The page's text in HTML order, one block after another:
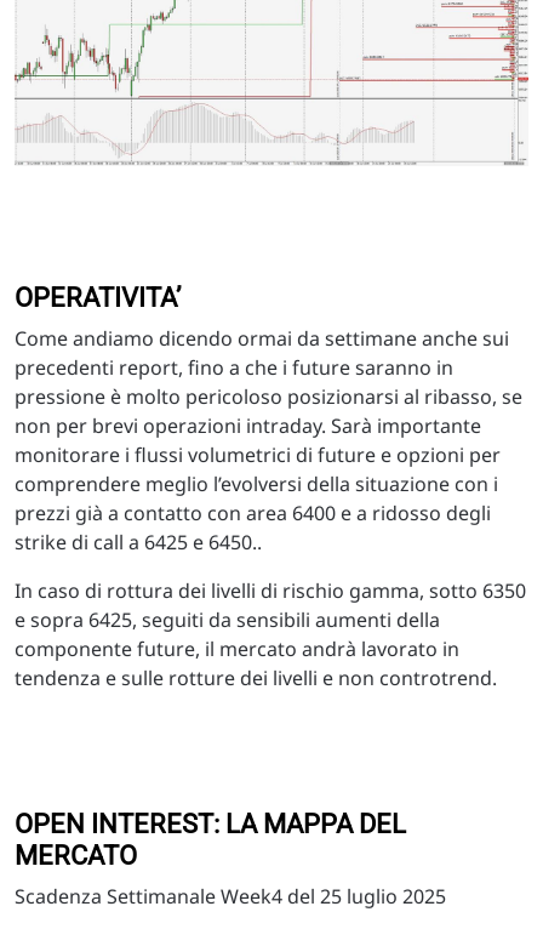
OPERATIVITA’
Come andiamo dicendo ormai da settimane anche sui
precedenti report, fino a che i future saranno in
pressione è molto pericoloso posizionarsi al ribasso, se
non per brevi operazioni intraday. Sarà importante
monitorare i flussi volumetrici di future e opzioni per
comprendere meglio l’evolversi della situazione con i
prezzi già a contatto con area 6400 e a ridosso degli
strike di call a 6425 e 6450..
In caso di rottura dei livelli di rischio gamma, sotto 6350
e sopra 6425, seguiti da sensibili aumenti della
componente future, il mercato andrà lavorato in
tendenza e sulle rotture dei livelli e non controtrend.
OPEN INTEREST: LA MAPPA DEL
MERCATO
Scadenza Settimanale Week4 del 25 luglio 2025